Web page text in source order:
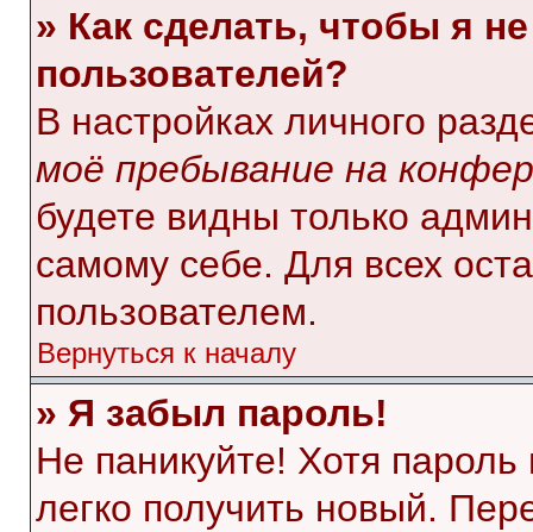
» Как сделать, чтобы я
пользователей?
В настройках личного
моё пребывание на
будете видны только
самому себе. Для всех
пользователем.
Вернуться к началу
» Я забыл пароль!
Не паникуйте! Хотя
легко получить новый.